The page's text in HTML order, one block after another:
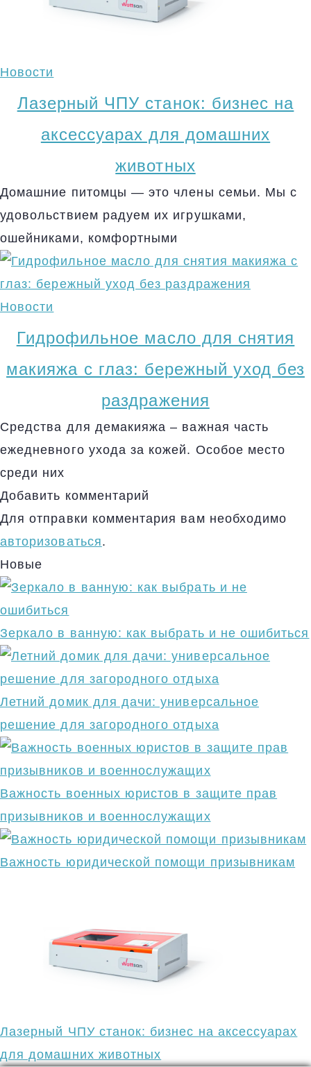
Новости
Лазерный ЧПУ станок: бизнес на
аксессуарах для домашних
животных
Домашние питомцы — это члены семьи. Мы с
удовольствием радуем их игрушками,
ошейниками, комфортными
Новости
Гидрофильное масло для снятия
макияжа с глаз: бережный уход без
раздражения
Средства для демакияжа – важная часть
ежедневного ухода за кожей. Особое место
среди них
Добавить комментарий
Для отправки комментария вам необходимо
авторизоваться.
Новые
Зеркало в ванную: как выбрать и не ошибиться
Летний домик для дачи: универсальное
решение для загородного отдыха
Важность военных юристов в защите прав
призывников и военнослужащих
Важность юридической помощи призывникам
Лазерный ЧПУ станок: бизнес на аксессуарах
для домашних животных